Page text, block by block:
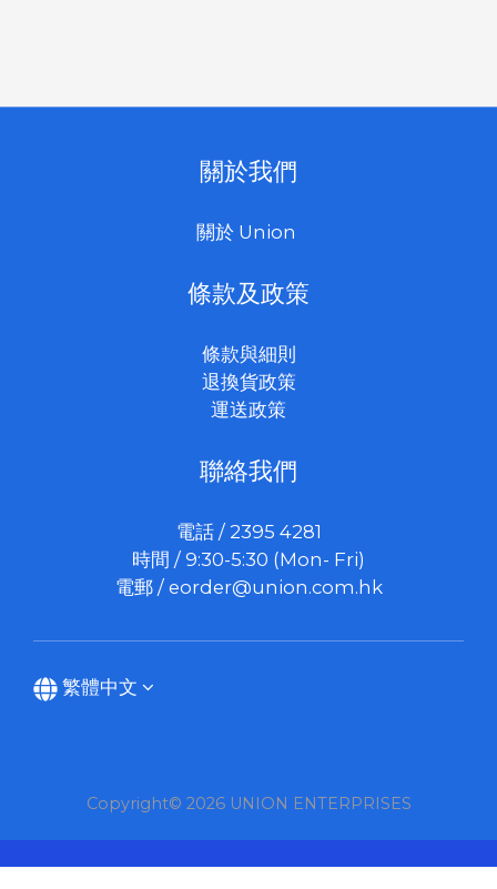
關於我們
關於 Union
條款及政策
條款與細則
退換貨政策
運送政策
聯絡我們
電話 / 2395 4281
時間 / 9:30-5:30 (Mon- Fri)
電郵 / eorder@union.com.hk
繁體中文
Copyright© 2026 UNION ENTERPRISES